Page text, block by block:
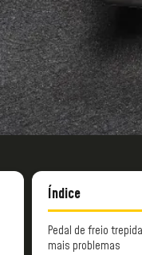
Índice
Pedal de freio
mais problemas